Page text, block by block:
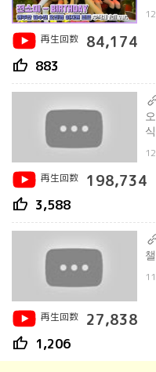
再生回数
84,174
thumb_up 883
再生回数
198,734
thumb_up 3,588
再生回数 27,838
thumb_up 1,206